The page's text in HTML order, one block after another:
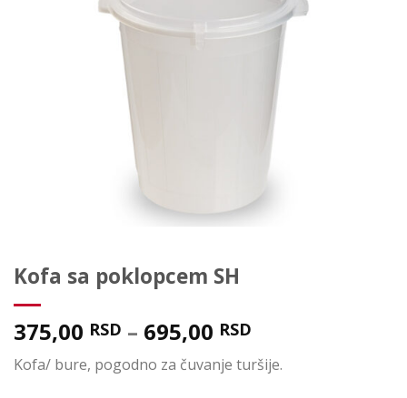
Kofa sa poklopcem SH
375,00 RSD – 695,00 RSD
Kofa/ bure, pogodno za čuvanje turšije.